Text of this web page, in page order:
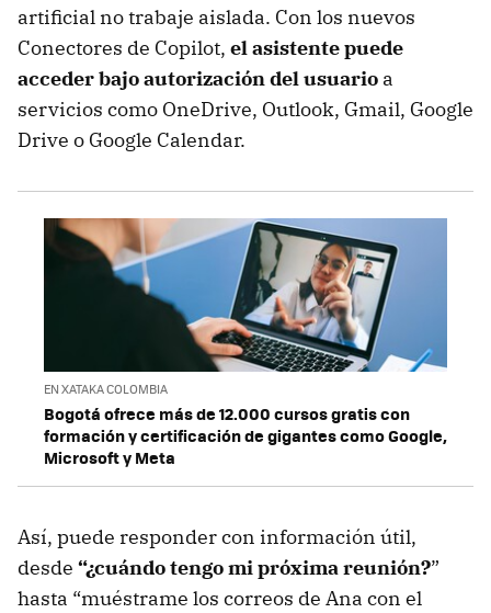
artificial no trabaje aislada. Con los nuevos
Conectores de Copilot, el asistente puede
acceder bajo autorización del usuario a
servicios como OneDrive, Outlook, Gmail, Google
Drive o Google Calendar.
EN XATAKA COLOMBIA
Bogotá ofrece más de 12.000 cursos gratis con
formación y certificación de gigantes como Google,
Microsoft y Meta
Así, puede responder con información útil,
desde “¿cuándo tengo mi próxima reunión?”
hasta “muéstrame los correos de Ana con el